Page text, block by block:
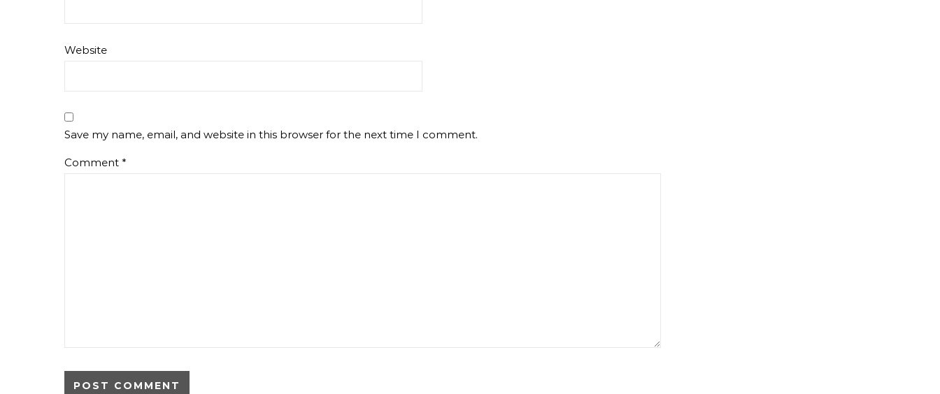
Website
Save my name, email, and website in this browser for the next time I comment.
Comment *